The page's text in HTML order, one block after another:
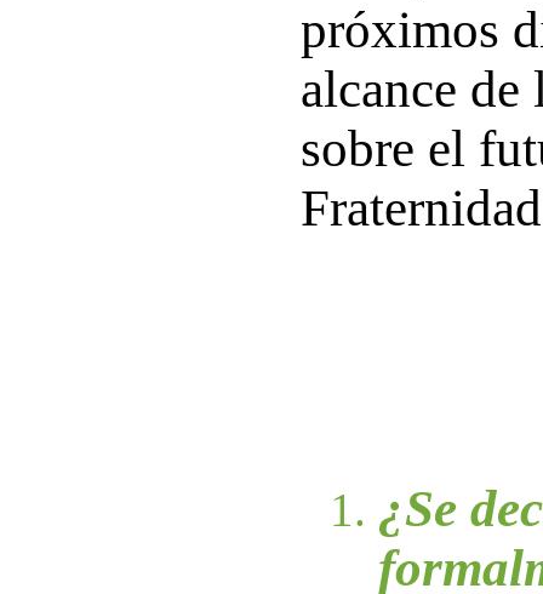
próximos
alcance de
sobre el
¿Se